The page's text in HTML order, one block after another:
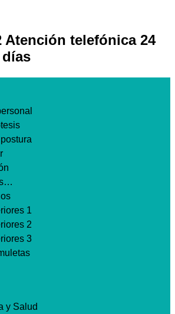
Atención telefónica 24
días
1
2
3
y Salud